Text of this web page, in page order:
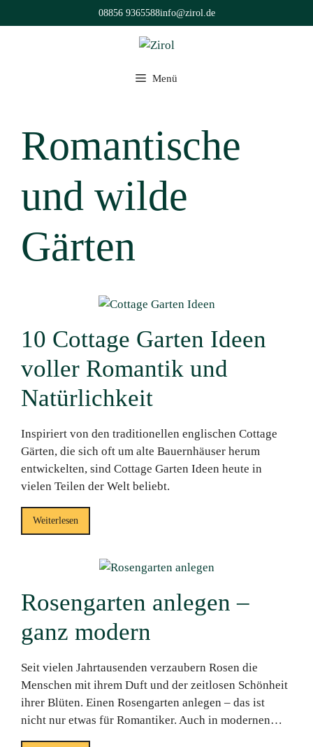
Inhalt
08856 9365588info@zirol.de
Menü
Romantische
und wilde
Gärten
10 Cottage Garten Ideen
voller Romantik und
Natürlichkeit
Inspiriert von den traditionellen englischen Cottage
Gärten, die sich oft um alte Bauernhäuser herum
entwickelten, sind Cottage Garten Ideen heute in
vielen Teilen der Welt beliebt.
Weiterlesen
Rosengarten anlegen –
ganz modern
Seit vielen Jahrtausenden verzaubern Rosen die
Menschen mit ihrem Duft und der zeitlosen Schönheit
ihrer Blüten. Einen Rosengarten anlegen – das ist
nicht nur etwas für Romantiker. Auch in modernen…